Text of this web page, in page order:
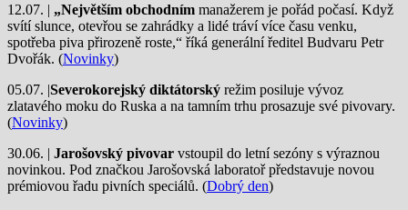
12.07. | „Největším obchodním manažerem je pořád počasí. Když
svítí slunce, otevřou se zahrádky a lidé tráví více času venku,
spotřeba piva přirozeně roste,“ říká generální ředitel Budvaru Petr
Dvořák. (Novinky)
05.07. |Severokorejský diktátorský režim posiluje vývoz
zlatavého moku do Ruska a na tamním trhu prosazuje své pivovary.
(Novinky)
30.06. | Jarošovský pivovar vstoupil do letní sezóny s výraznou
novinkou. Pod značkou Jarošovská laboratoř představuje novou
prémiovou řadu pivních speciálů. (Dobrý den)